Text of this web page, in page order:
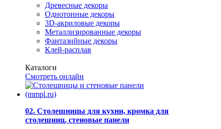
Древесные декоры
Однотонные декоры
3D-акриловые декоры
Металлизированные декоры
Фантазийные декоры
Клей-расплав
Каталоги
Смотреть онлайн
02. Столешницы для кухни, кромка для
столешниц, стеновые панели